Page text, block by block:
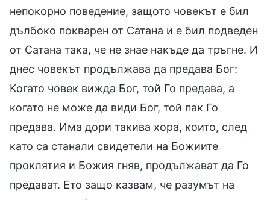
непокорно поведение, защото човекът е бил
дълбоко покварен от Сатана и е бил подведен
от Сатана така, че не знае накъде да тръгне. И
днес човекът продължава да предава Бог:
Когато човек вижда Бог, той Го предава, а
когато не може да види Бог, той пак Го
предава. Има дори такива хора, които, след
като са станали свидетели на Божиите
проклятия и Божия гняв, продължават да Го
предават. Ето защо казвам, че разумът на